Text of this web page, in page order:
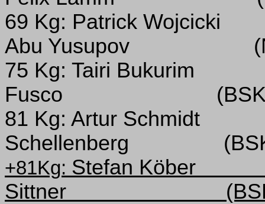
69 Kg: Patrick Wojcicki
Abu Yusupov
75 Kg: Tairi Bukurim
Fusco
81 Kg: Artur Schmidt
Schellenberg
+81Kg: Stefan Köber
Sittner